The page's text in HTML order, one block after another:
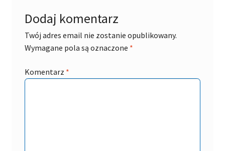
Dodaj komentarz
Twój adres email nie zostanie opublikowany.
Wymagane pola są oznaczone *
Komentarz *